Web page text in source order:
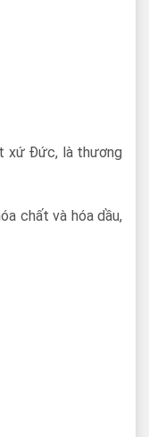
xứ Đức, là thương
chất và hóa dầu,